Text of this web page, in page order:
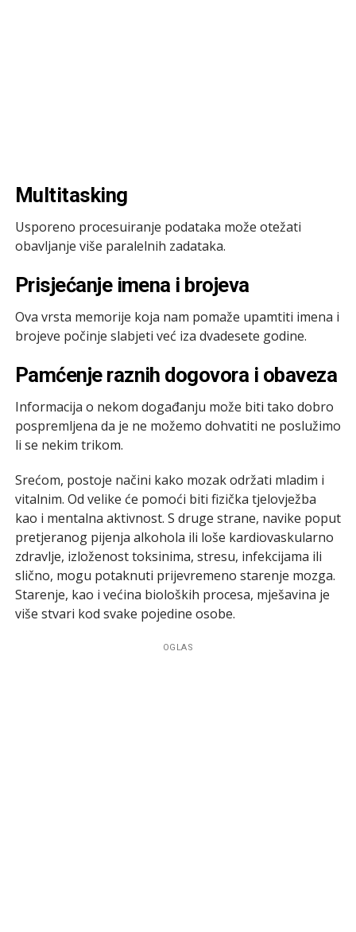
Multitasking
Usporeno procesuiranje podataka može otežati
obavljanje više paralelnih zadataka.
Prisjećanje imena i brojeva
Ova vrsta memorije koja nam pomaže upamtiti imena i
brojeve počinje slabjeti već iza dvadesete godine.
Pamćenje raznih dogovora i obaveza
Informacija o nekom događanju može biti tako dobro
pospremljena da je ne možemo dohvatiti ne poslužimo
li se nekim trikom.
Srećom, postoje načini kako mozak održati mladim i
vitalnim. Od velike će pomoći biti fizička tjelovježba
kao i mentalna aktivnost. S druge strane, navike poput
pretjeranog pijenja alkohola ili loše kardiovaskularno
zdravlje, izloženost toksinima, stresu, infekcijama ili
slično, mogu potaknuti prijevremeno starenje mozga.
Starenje, kao i većina bioloških procesa, mješavina je
više stvari kod svake pojedine osobe.
OGLAS